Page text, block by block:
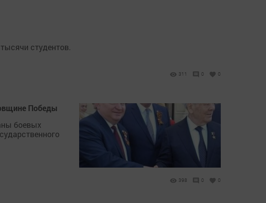
студентов.
311 0 0
Победы
боевых
398 0 0